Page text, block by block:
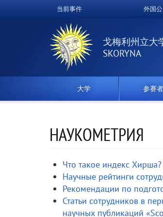
Верхнее
меню
当前事件 外国
戈梅利州立大
SKORYNA
大学 参赛者
НАУКОМЕТРИЯ
Что такое индекс Хирша?
Научные рейтинги
Рекомендации по
Статьи сотрудников в
научных публикаций